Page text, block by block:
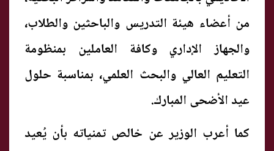
من أعضاء هيئة التدريس والباحثين والطلاب،
والجهاز الإداري وكافة العاملين بمنظومة
التعليم العالي والبحث العلمي، بمناسبة حلول
عيد الأضحى المبارك.
كما أعرب الوزير عن خالص تمنياته بأن يُعيد